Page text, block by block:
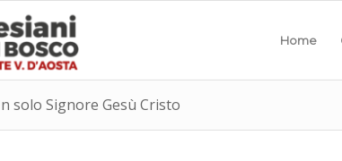
Home
solo Signore Gesù Cristo